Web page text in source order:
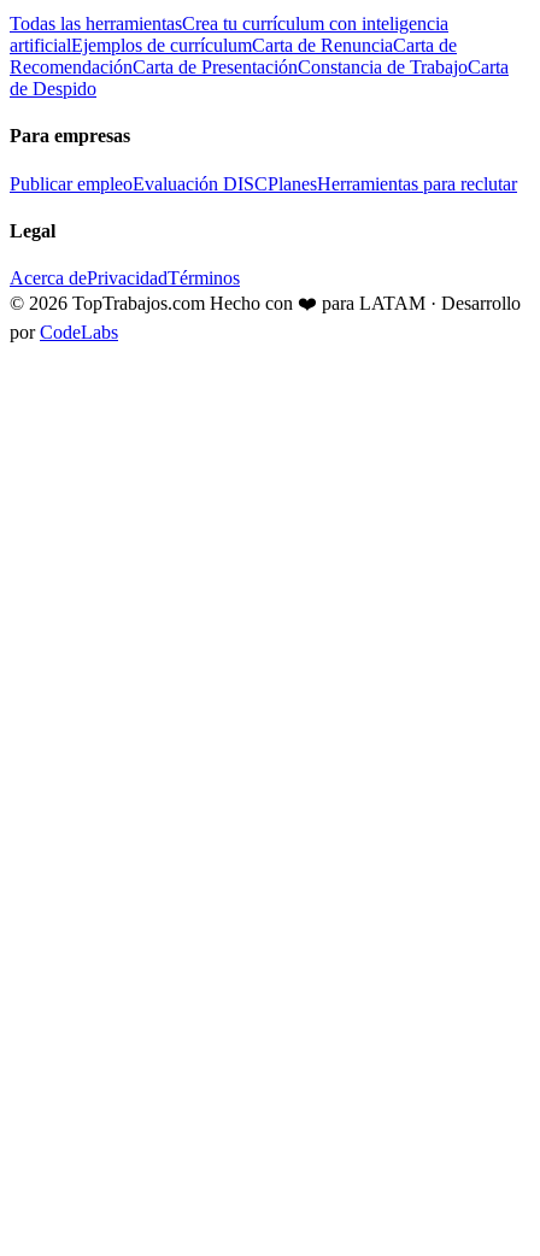
Todas las herramientasCrea tu currículum con inteligencia
artificialEjemplos de currículumCarta de RenunciaCarta de
RecomendaciónCarta de PresentaciónConstancia de TrabajoCarta
de Despido
Para empresas
Publicar empleoEvaluación DISCPlanesHerramientas para reclutar
Legal
Acerca dePrivacidadTérminos
© 2026 TopTrabajos.com Hecho con ❤️ para LATAM · Desarrollo
por CodeLabs